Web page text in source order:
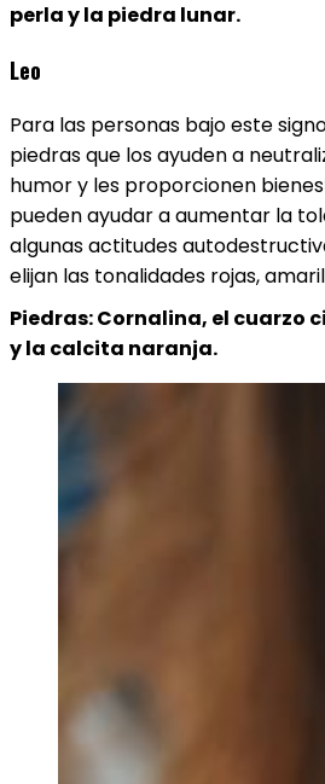
perla y la piedra lunar.
Leo
Para las personas bajo este
piedras que los ayuden a
humor y les proporcionen
pueden ayudar a aumentar la
algunas actitudes
elijan las tonalidades rojas,
Piedras: Cornalina, el cuarzo
y la calcita naranja.